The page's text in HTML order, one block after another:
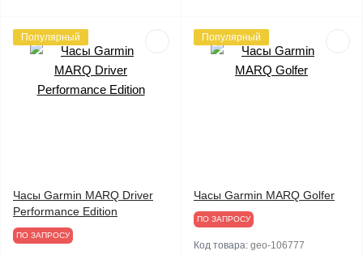
Популярный
Часы Garmin MARQ Driver
Performance Edition
ПО ЗАПРОСУ
Популярный
Часы Garmin MARQ Golfer
ПО ЗАПРОСУ
Код товара: geo-106777